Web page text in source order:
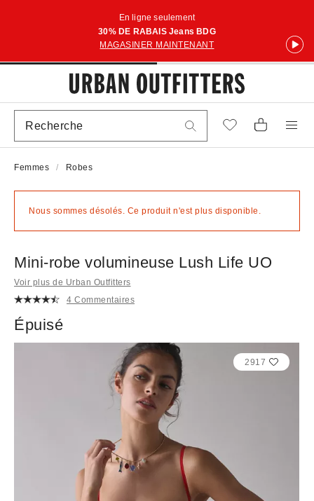
En ligne seulement
30% DE RABAIS Jeans BDG
MAGASINER MAINTENANT
Femmes Robes
Nous sommes désolés. Ce produit n'est plus disponible.
Mini-robe volumineuse Lush Life UO
Voir plus de Urban Outfitters
4 Commentaires
Épuisé
2917